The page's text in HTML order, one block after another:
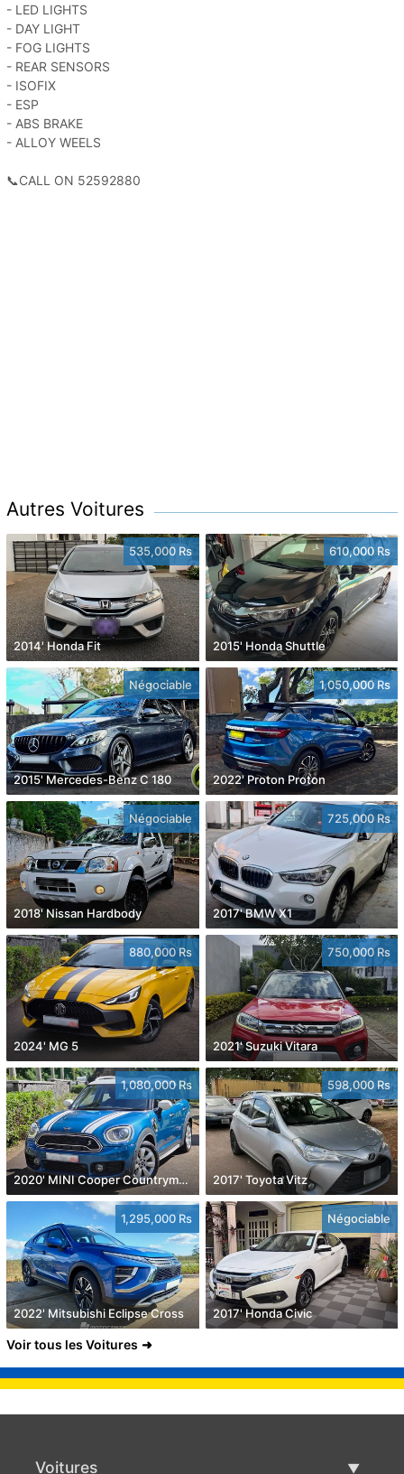
- LED LIGHTS
- DAY LIGHT
- FOG LIGHTS
- REAR SENSORS
- ISOFIX
- ESP
- ABS BRAKE
- ALLOY WEELS
📞CALL ON 52592880
Autres Voitures
535,000 Rs
2014' Honda Fit
610,000 Rs
2015' Honda Shuttle
Négociable
2015' Mercedes-Benz C 180
1,050,000 Rs
2022' Proton Proton
Négociable
2018' Nissan Hardbody
725,000 Rs
2017' BMW X1
880,000 Rs
2024' MG 5
750,000 Rs
2021' Suzuki Vitara
1,080,000 Rs
2020' MINI Cooper Countryman
598,000 Rs
2017' Toyota Vitz
1,295,000 Rs
2022' Mitsubishi Eclipse Cross
Négociable
2017' Honda Civic
Voir tous les Voitures
Voitures